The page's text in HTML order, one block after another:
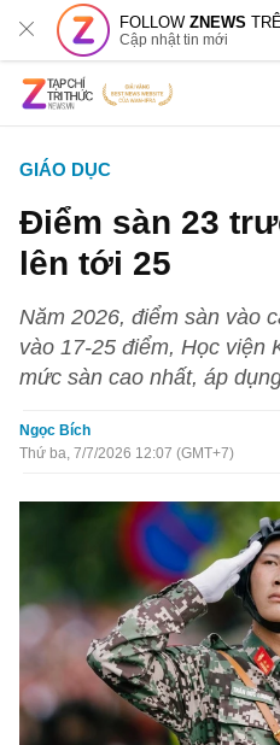
FOLLOWZNEWS
Cập nhật tin mới
GIÁO DỤC
Điểm sàn 23
lên tới 25
Năm 2026, điểm sàn vào
vào 17-25 điểm, Học viện
mức sàn cao nhất, áp
Ngọc Bích
Thứ ba, 7/7/2026 12:07 (GMT+7)